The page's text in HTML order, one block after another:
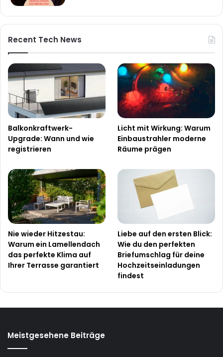
Recent Tech News
Balkonkraftwerk-
Upgrade: Wann und wie
registrieren
Licht mit Wirkung: Warum
Einbaustrahler moderne
Räume prägen
Nie wieder Hitzestau:
Warum ein Lamellendach
das perfekte Klima auf
Ihrer Terrasse garantiert
Liebe auf den ersten Blick:
Wie du den perfekten
Briefumschlag für deine
Hochzeitseinladungen
findest
Meistgesehene Beiträge